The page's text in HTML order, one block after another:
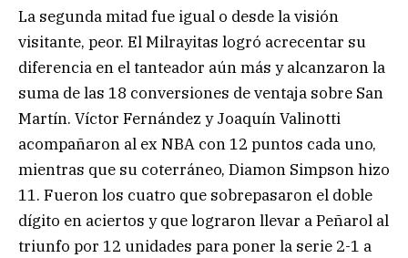
La segunda mitad fue igual o desde la visión
visitante, peor. El Milrayitas logró acrecentar su
diferencia en el tanteador aún más y alcanzaron la
suma de las 18 conversiones de ventaja sobre San
Martín. Víctor Fernández y Joaquín Valinotti
acompañaron al ex NBA con 12 puntos cada uno,
mientras que su coterráneo, Diamon Simpson hizo
11. Fueron los cuatro que sobrepasaron el doble
dígito en aciertos y que lograron llevar a Peñarol al
triunfo por 12 unidades para poner la serie 2-1 a